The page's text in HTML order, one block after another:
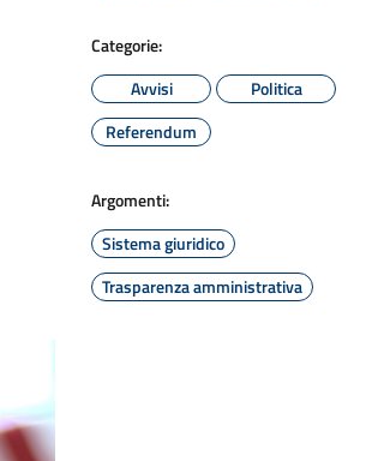
Categorie:
Avvisi
Politica
Referendum
Argomenti:
Sistema giuridico
Trasparenza amministrativa